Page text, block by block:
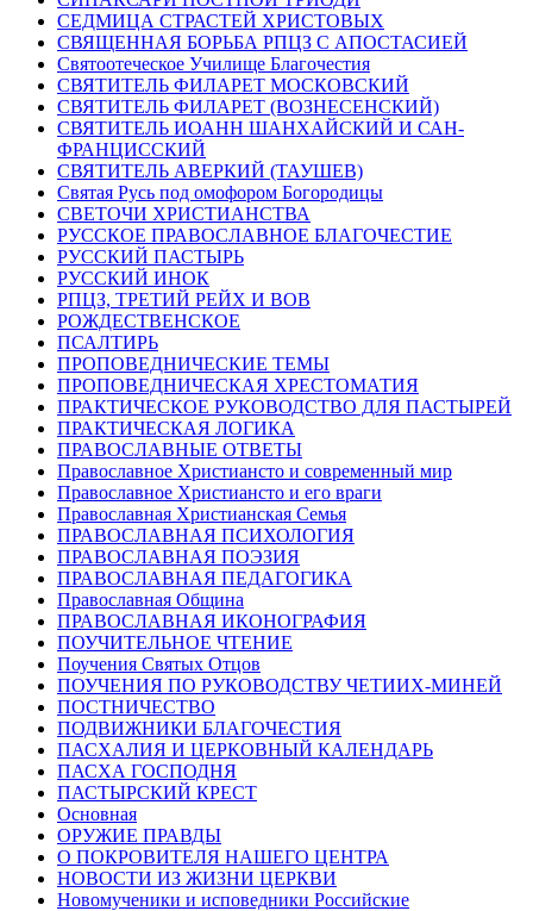
СЕДМИЦА СТРАСТЕЙ ХРИСТОВЫХ
СВЯЩЕННАЯ БОРЬБА РПЦЗ С АПОСТАСИЕЙ
Святоотеческое Училище Благочестия
СВЯТИТЕЛЬ ФИЛАРЕТ МОСКОВСКИЙ
СВЯТИТЕЛЬ ФИЛАРЕТ (ВОЗНЕСЕНСКИЙ)
СВЯТИТЕЛЬ ИОАНН ШАНХАЙСКИЙ И САН-
ФРАНЦИССКИЙ
СВЯТИТЕЛЬ АВЕРКИЙ (ТАУШЕВ)
Святая Русь под омофором Богородицы
СВЕТОЧИ ХРИСТИАНСТВА
РУССКОЕ ПРАВОСЛАВНОЕ БЛАГОЧЕСТИЕ
РУССКИЙ ПАСТЫРЬ
РУССКИЙ ИНОК
РПЦЗ, ТРЕТИЙ РЕЙХ И ВОВ
РОЖДЕСТВЕНСКОЕ
ПСАЛТИРЬ
ПРОПОВЕДНИЧЕСКИЕ ТЕМЫ
ПРОПОВЕДНИЧЕСКАЯ ХРЕСТОМАТИЯ
ПРАКТИЧЕСКОЕ РУКОВОДСТВО ДЛЯ ПАСТЫРЕЙ
ПРАКТИЧЕСКАЯ ЛОГИКА
ПРАВОСЛАВНЫЕ ОТВЕТЫ
Православное Христиансто и современный мир
Православное Христиансто и его враги
Православная Христианская Семья
ПРАВОСЛАВНАЯ ПСИХОЛОГИЯ
ПРАВОСЛАВНАЯ ПОЭЗИЯ
ПРАВОСЛАВНАЯ ПЕДАГОГИКА
Православная Община
ПРАВОСЛАВНАЯ ИКОНОГРАФИЯ
ПОУЧИТЕЛЬНОЕ ЧТЕНИЕ
Поучения Святых Отцов
ПОУЧЕНИЯ ПО РУКОВОДСТВУ ЧЕТИИХ-МИНЕЙ
ПОСТНИЧЕСТВО
ПОДВИЖНИКИ БЛАГОЧЕСТИЯ
ПАСХАЛИЯ И ЦЕРКОВНЫЙ КАЛЕНДАРЬ
ПАСХА ГОСПОДНЯ
ПАСТЫРСКИЙ КРЕСТ
Основная
ОРУЖИЕ ПРАВДЫ
О ПОКРОВИТЕЛЯ НАШЕГО ЦЕНТРА
НОВОСТИ ИЗ ЖИЗНИ ЦЕРКВИ
Новомученики и исповедники Российские